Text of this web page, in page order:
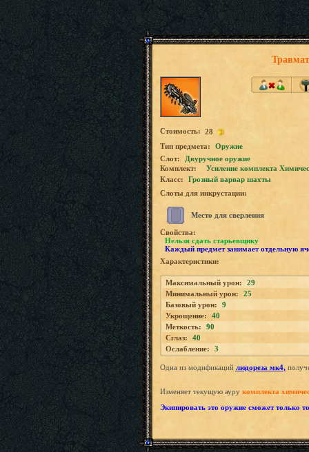
Стоимость: 28
Tип предмета:
Оружие
Слот:
Двуручное оружие
Комплект:
Усиление комплекта
Класс:
Грозный варвар шахты
Слоты для инкрустации:
Место для сверления
Свойства:
Нельзя сдать старьевщику
Каждый предмет занимает отдельную
Характеристики:
Максимальный урон:
29
Минимальный урон:
25
Базовый урон:
9
Укрощение:
40
Меткость:
90
Сглаз:
40
Ослабление:
3
Одна из модификаций людореза мк4,
Изменяет текущую ауру комплекта
Экипировать это оружие сможет только